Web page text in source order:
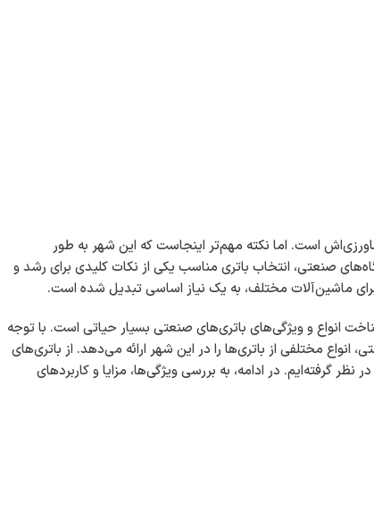
است. اما نکته مهم‌تر اینجاست که این شهر به طور
صنعتی، انتخاب باتری مناسب یکی از نکات کلیدی برای رشد و
ماشین‌آلات مختلف، به یک نیاز اساسی تبدیل شده است.
انواع و ویژگی‌های باتری‌های صنعتی بسیار حیاتی است. با توجه
انواع مختلفی از باتری‌ها را در این شهر ارائه می‌دهد. از باتری‌های
گرفته‌ایم. در ادامه، به بررسی ویژگی‌ها، مزایا و کاربردهای